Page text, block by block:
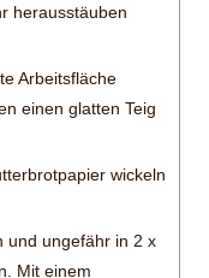
herausstäuben
Arbeitsfläche
einen glatten Teig
wickeln
und ungefähr in 2 x
Mit einem